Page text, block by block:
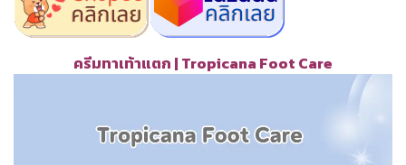
ครีมทาเท้าแตก | Tropicana Foot Care